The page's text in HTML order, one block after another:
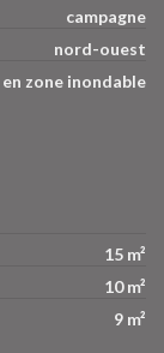
campagne
nord-ouest
zone inondable
15 m²
10 m²
9 m²